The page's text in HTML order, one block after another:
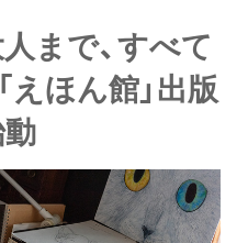
まで、すべて
えほん館」出版